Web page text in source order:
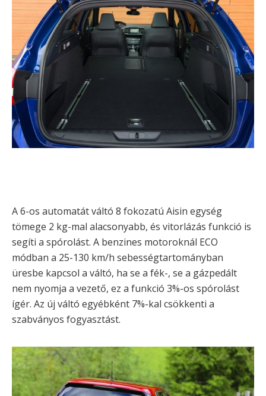
A 6-os automatát váltó 8 fokozatú Aisin egység
tömege 2 kg-mal alacsonyabb, és vitorlázás funkció is
segíti a spórolást. A benzines motoroknál ECO
módban a 25-130 km/h sebességtartományban
üresbe kapcsol a váltó, ha se a fék-, se a gázpedált
nem nyomja a vezető, ez a funkció 3%-os spórolást
ígér. Az új váltó egyébként 7%-kal csökkenti a
szabványos fogyasztást.